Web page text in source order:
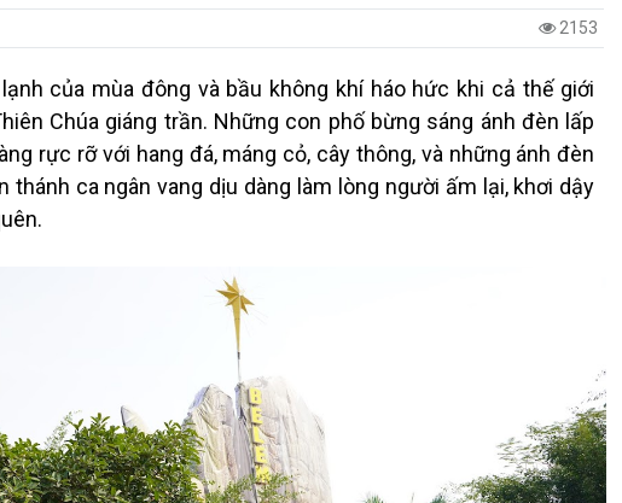
2153
của mùa đông và bầu không khí háo hức khi cả thế giới
Chúa giáng trần. Những con phố bừng sáng ánh đèn lấp
rực rỡ với hang đá, máng cỏ, cây thông, và những ánh đèn
thánh ca ngân vang dịu dàng làm lòng người ấm lại, khơi dậy